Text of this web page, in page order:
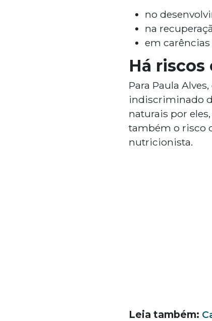
no
na
em
Há
Para Paula
indiscriminado
naturais por
também o risco
nutricionista.
Leia também: